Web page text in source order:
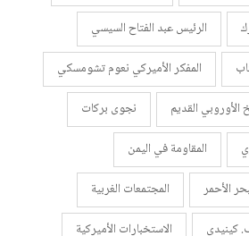
الرئيس عبد الفتاح السيسي
المفكر الأميركي نعوم تشومسكي
الأوروبي القديم
نجوى بركات
المقاومة في اليمن
الأحمر
المجتمعات الغربية
كينيدي
الاستخبارات الأميركية